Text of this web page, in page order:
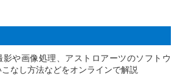
影や画像処理、アストロアーツのソフトウ
なし方法などをオンラインで解説